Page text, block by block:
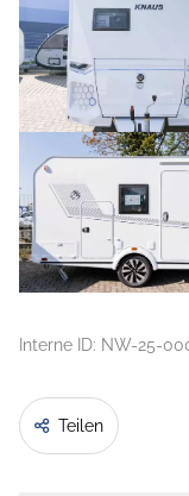
Interne ID: NW-25-
Teilen